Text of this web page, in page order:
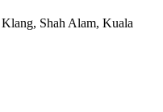
Shah Alam, Kuala